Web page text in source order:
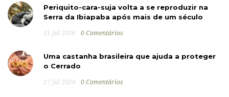
Periquito-cara-suja volta a se reproduzir na
Serra da Ibiapaba após mais de um século
31 jul 2026 0 Comentários
Uma castanha brasileira que ajuda a proteger
o Cerrado
27 jul 2026 0 Comentários